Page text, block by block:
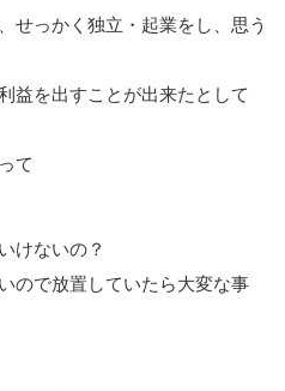
せっかく独立・起業をし、思う
益を出すことが出来たとして
て
けないの？
ので放置していたら大変な事